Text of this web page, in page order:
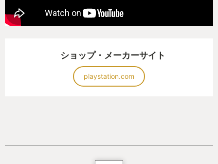
ショップ・メーカーサイト
playstation.com